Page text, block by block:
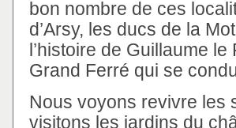
bon nombre de ces
d’Arsy, les ducs de la
l’histoire de Guillaume
Grand Ferré qui se
Nous voyons revivre les
visitons les jardins du